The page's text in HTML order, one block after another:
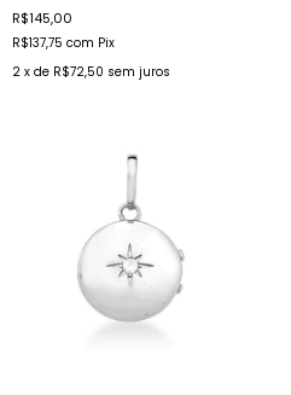
R$145,00
R$137,75 com Pix
2 x de R$72,50 sem juros